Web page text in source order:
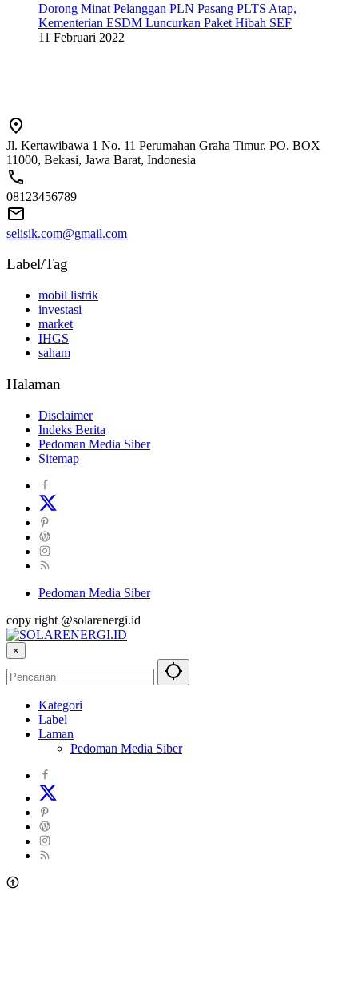
Dorong Minat Pelanggan PLN Pasang PLTS Atap,
Kementerian ESDM Luncurkan Paket Hibah SEF
11 Februari 2022
Jl. Kertawibawa 1 No. 11 Perumahan Graha Timur, PO. BOX
11000, Bekasi, Jawa Barat, Indonesia
08123456789
selisik.com@gmail.com
Label/Tag
mobil listrik
investasi
market
IHGS
saham
Halaman
Disclaimer
Indeks Berita
Pedoman Media Siber
Sitemap
Pedoman Media Siber
copy right @solarenergi.id
×
Kategori
Label
Laman
Pedoman Media Siber